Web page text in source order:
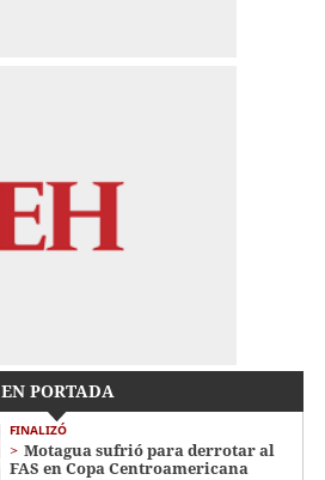
EN PORTADA
FINALIZÓ
Motagua sufrió para derrotar al
FAS en Copa Centroamericana